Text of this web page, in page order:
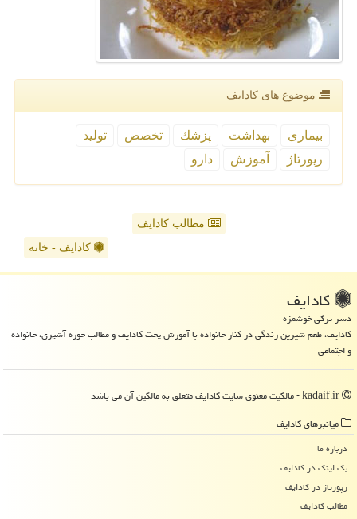
موضوع های كادایف
بیماری بهداشت پزشك تخصص
تولید
رپورتاژ
آموزش دارو
مطالب کادایف
کادایف - خانه
كادایف
دسر ترکی خوشمزه
کادایف، طعم شیرین زندگی در کنار خانواده با آموزش پخت کادایف و مطالب حوزه آشپزی، خانواده
و اجتماعی
میانبرهای كادایف
درباره ما
بک لینک در كادایف
رپورتاژ در كادایف
مطالب كادایف